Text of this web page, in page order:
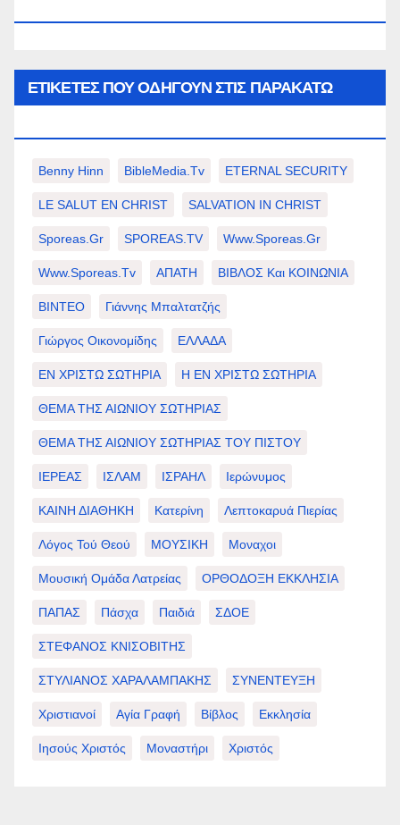
ΕΤΙΚΈΤΕΣ ΠΟΥ ΟΔΗΓΟΎΝ ΣΤΙΣ ΠΑΡΑΚΆΤΩ
Benny Hinn BibleMedia.tv ETERNAL SECURITY
LE SALUT EN CHRIST SALVATION IN CHRIST
Sporeas.gr SPOREAS.TV Www.sporeas.gr
Www.sporeas.tv ΑΠΑΤΗ ΒΙΒΛΟΣ Και ΚΟΙΝΩΝΙΑ
ΒΙΝΤΕΟ Γιάννης Μπαλτατζής
Γιώργος Οικονομίδης ΕΛΛΑΔΑ
ΕΝ ΧΡΙΣΤΩ ΣΩΤΗΡΙΑ Η ΕΝ ΧΡΙΣΤΩ ΣΩΤΗΡΙΑ
ΘΕΜΑ ΤΗΣ ΑΙΩΝΙΟΥ ΣΩΤΗΡΙΑΣ
ΘΕΜΑ ΤΗΣ ΑΙΩΝΙΟΥ ΣΩΤΗΡΙΑΣ ΤΟΥ ΠΙΣΤΟΥ
ΙΕΡΕΑΣ ΙΣΛΑΜ ΙΣΡΑΗΛ Ιερώνυμος
ΚΑΙΝΗ ΔΙΑΘΗΚΗ Κατερίνη Λεπτοκαρυά Πιερίας
Λόγος Τού Θεού ΜΟΥΣΙΚΗ Μοναχοι
Μουσική Ομάδα Λατρείας ΟΡΘΟΔΟΞΗ ΕΚΚΛΗΣΙΑ
ΠΑΠΑΣ Πάσχα Παιδιά ΣΔΟΕ
ΣΤΕΦΑΝΟΣ ΚΝΙΣΟΒΙΤΗΣ
ΣΤΥΛΙΑΝΟΣ ΧΑΡΑΛΑΜΠΑΚΗΣ ΣΥΝΕΝΤΕΥΞΗ
Χριστιανοί Αγία Γραφή Βίβλος Εκκλησία
Ιησούς Χριστός Μοναστήρι Χριστός